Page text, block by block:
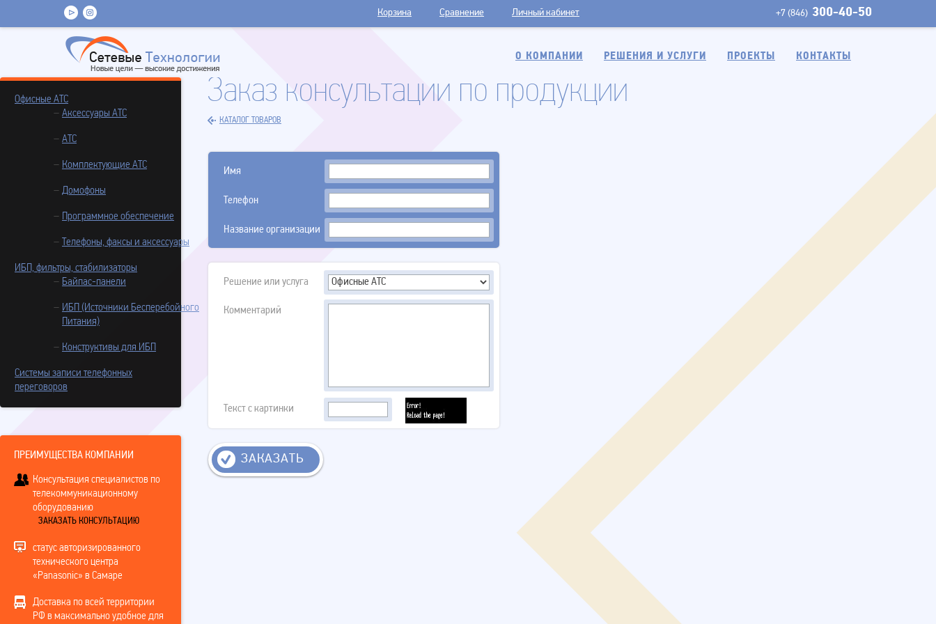
+7 (846) 300-40-50
Корзина Сравнение Личный кабинет
О КОМПАНИИ РЕШЕНИЯ И УСЛУГИ ПРОЕКТЫ КОНТАКТЫ
Офисные АТС
Аксессуары АТС
АТС
Комплектующие АТС
Домофоны
Программное обеспечение
Телефоны, факсы и аксессуары
ИБП, фильтры, стабилизаторы
Байпас-панели
ИБП (Источники Бесперебойного
Питания)
Конструктивы для ИБП
Системы записи телефонных
переговоров
ПРЕИМУЩЕСТВА КОМПАНИИ
Консультация специалистов по
телекоммуникационному
оборудованию
ЗАКАЗАТЬ КОНСУЛЬТАЦИЮ
статус авторизированного
технического центра
«Panasonic» в Самаре
Доставка по всей территории
РФ в максимально удобное для
Заказ консультации по продукции
КАТАЛОГ ТОВАРОВ
Имя
Телефон
Название организации
Решение или услуга
Комментарий
Текст с картинки
ЗАКАЗАТЬ